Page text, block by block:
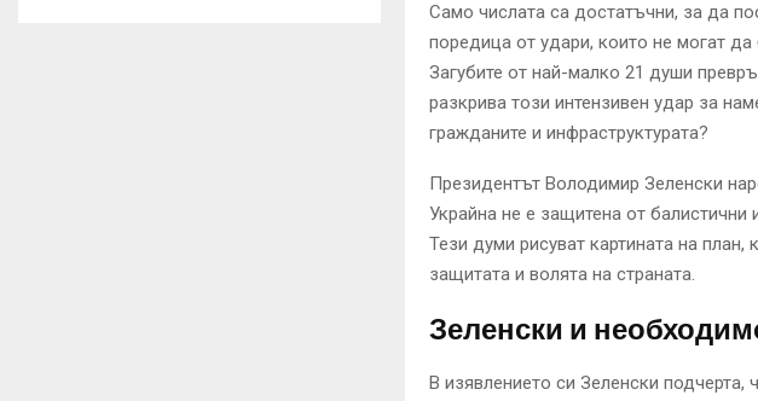
Само числата са достатъчни, за да
поредица от удари, които не могат
Загубите от най-малко 21 души
разкрива този интензивен удар за
гражданите и инфраструктурата?
Президентът Володимир Зеленски
Украйна не е защитена от балистични
Тези думи рисуват картината на
защитата и волята на страната.
Зеленски и
В изявлението си Зеленски